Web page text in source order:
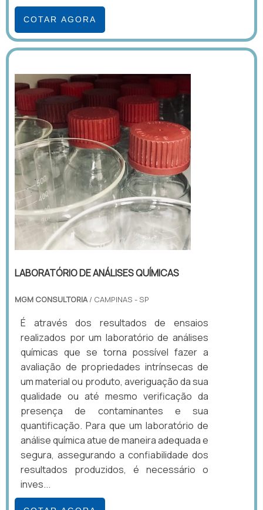
COTAR AGORA
LABORATÓRIO DE ANÁLISES QUÍMICAS
MGM CONSULTORIA/ CAMPINAS - SP
É através dos resultados de ensaios
realizados por um laboratório de análises
químicas que se torna possível fazer a
avaliação de propriedades intrínsecas de
um material ou produto, averiguação da sua
qualidade ou até mesmo verificação da
presença de contaminantes e sua
quantificação. Para que um laboratório de
análise química atue de maneira adequada e
segura, assegurando a confiabilidade dos
resultados produzidos, é necessário o
inves...